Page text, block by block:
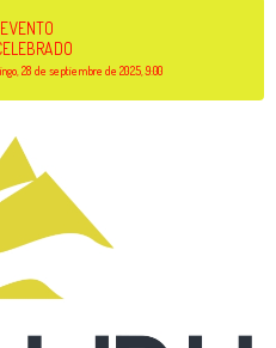
28 de septiembre de 2025, 9:00